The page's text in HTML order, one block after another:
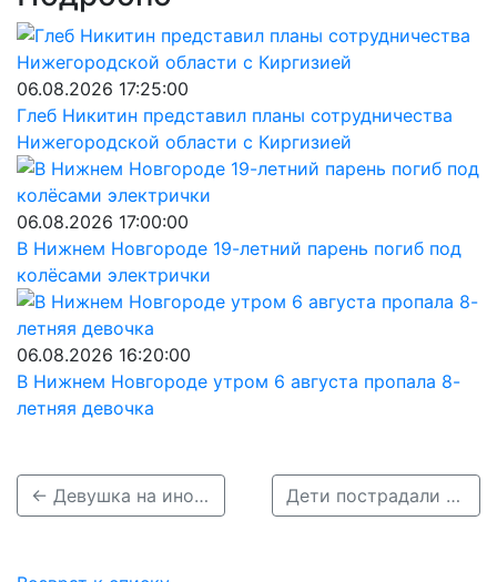
06.08.2026 17:25:00
Глеб Никитин представил планы сотрудничества
Нижегородской области с Киргизией
06.08.2026 17:00:00
В Нижнем Новгороде 19-летний парень погиб под
колёсами электрички
06.08.2026 16:20:00
В Нижнем Новгороде утром 6 августа пропала 8-
летняя девочка
← Девушка на иномарке сбила двух пешеходов в Нижнем Новгороде Дети пострадали в массовой аварии под Володарском →